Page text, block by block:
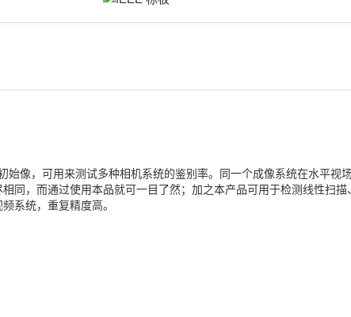
始像，可用来测试多种相机系统的鉴别率。同一个成像系统在水平视
同，而通过使用本品就可一目了然；加之本产品可用于检测线性扫描
系统，重复精度高。